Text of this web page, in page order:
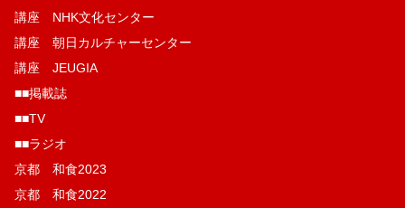
講座 NHK文化センター
講座 朝日カルチャーセンター
講座 JEUGIA
■■掲載誌
■■TV
■■ラジオ
京都 和食2023
京都 和食2022